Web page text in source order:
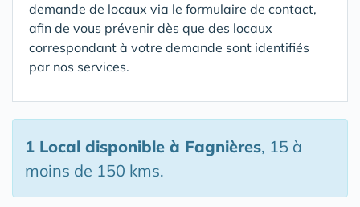
demande de locaux via le formulaire de contact,
afin de vous prévenir dès que des locaux
correspondant à votre demande sont identifiés
par nos services.
1 Local disponible à Fagnières, 15 à
moins de 150 kms.